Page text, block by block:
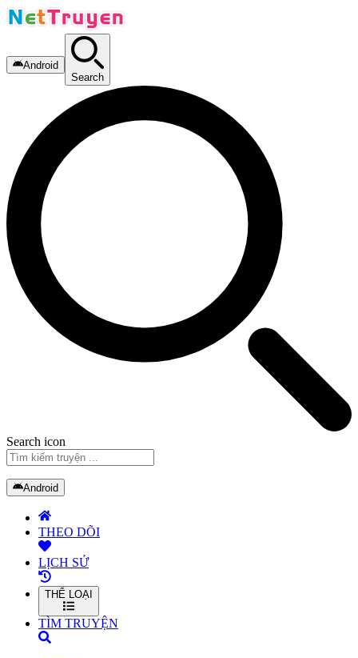
Android
Search
Search icon
Android
THEO DÕI
LỊCH SỬ
THỂ LOẠI
TÌM TRUYỆN